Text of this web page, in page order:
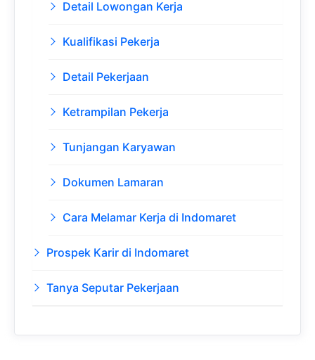
Detail Lowongan Kerja
Kualifikasi Pekerja
Detail Pekerjaan
Ketrampilan Pekerja
Tunjangan Karyawan
Dokumen Lamaran
Cara Melamar Kerja di Indomaret
Prospek Karir di Indomaret
Tanya Seputar Pekerjaan